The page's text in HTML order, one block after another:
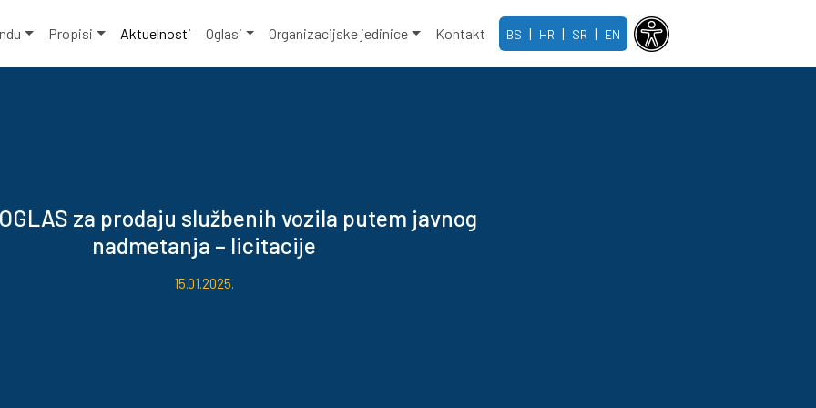
Propisi Aktuelnosti Oglasi Organizacijske jedinice Kontakt BS | HR | SR | EN
za prodaju službenih vozila putem javnog
nadmetanja – licitacije
15.01.2025.